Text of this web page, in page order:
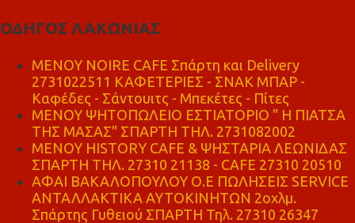
ΟΔΗΓΟΣ ΛΑΚΩΝΙΑΣ
MENOY NOIRE CAFE Σπάρτη και Delivery
2731022511 ΚΑΦΕΤΕΡΙΕΣ - ΣΝΑΚ ΜΠΑΡ -
Καφέδες - Σάντουιτς - Μπεκέτες - Πίτες
ΜΕΝΟΥ ΨΗΤΟΠΩΛΕΙΟ ΕΣΤΙΑΤΟΡΙΟ " Η ΠΙΑΤΣΑ
ΤΗΣ ΜΑΣΑΣ" ΣΠΑΡΤΗ ΤΗΛ. 2731082002
ΜΕΝΟΥ HISTORY CAFE & ΨΗΣΤΑΡΙΑ ΛΕΩΝΙΔΑΣ
ΣΠΑΡΤΗ ΤΗΛ. 27310 21138 - CAFE 27310 20510
ΑΦΑΙ ΒΑΚΑΛΟΠΟΥΛΟΥ Ο.Ε ΠΩΛΗΣΕΙΣ SERVICE
ΑΝΤΑΛΛΑΚΤΙΚΑ ΑΥΤΟΚΙΝΗΤΩΝ 2οχλμ.
Σπάρτης Γυθειού ΣΠΑΡΤΗ Τηλ. 27310 26347